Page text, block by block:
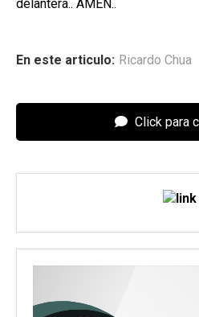
delantera.. AMEN..
En este articulo: Ricardo Chua
Click para